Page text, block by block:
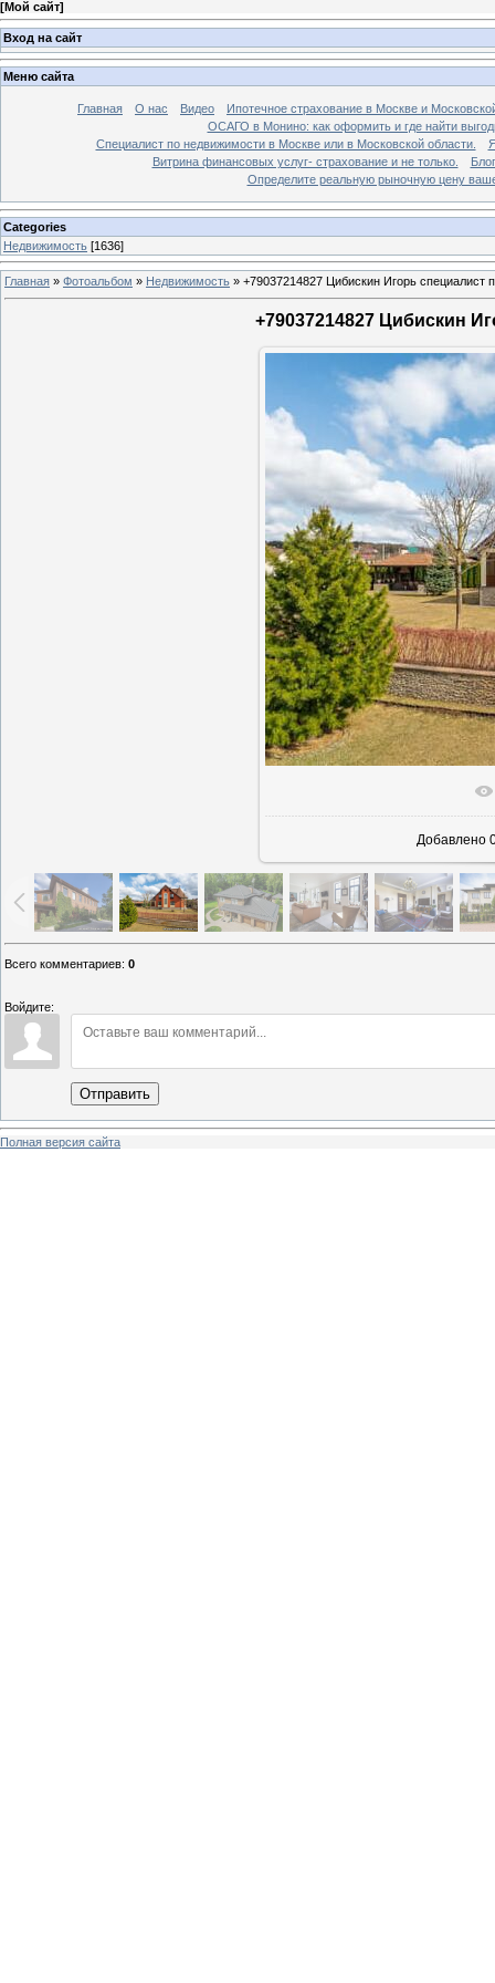
[Мой сайт]
Вход на сайт
Меню сайта
Главная О нас Видео
Ипотечное страхование в Москве и
ОСАГО в Монино: как оформить и где найти
Специалист по недвижимости в Москве или в Московской области.
Витрина финансовых услуг- страхование и не только.
Блог
Определите реальную рыночную цену
Categories
Недвижимость [1636]
Главная » Фотоальбом » Недвижимость » +79037214827 Цибискин Игорь специалист
+79037214827 Цибискин
В
Добавлено
Всего комментариев: 0
Войдите:
Отправить
Полная версия сайта